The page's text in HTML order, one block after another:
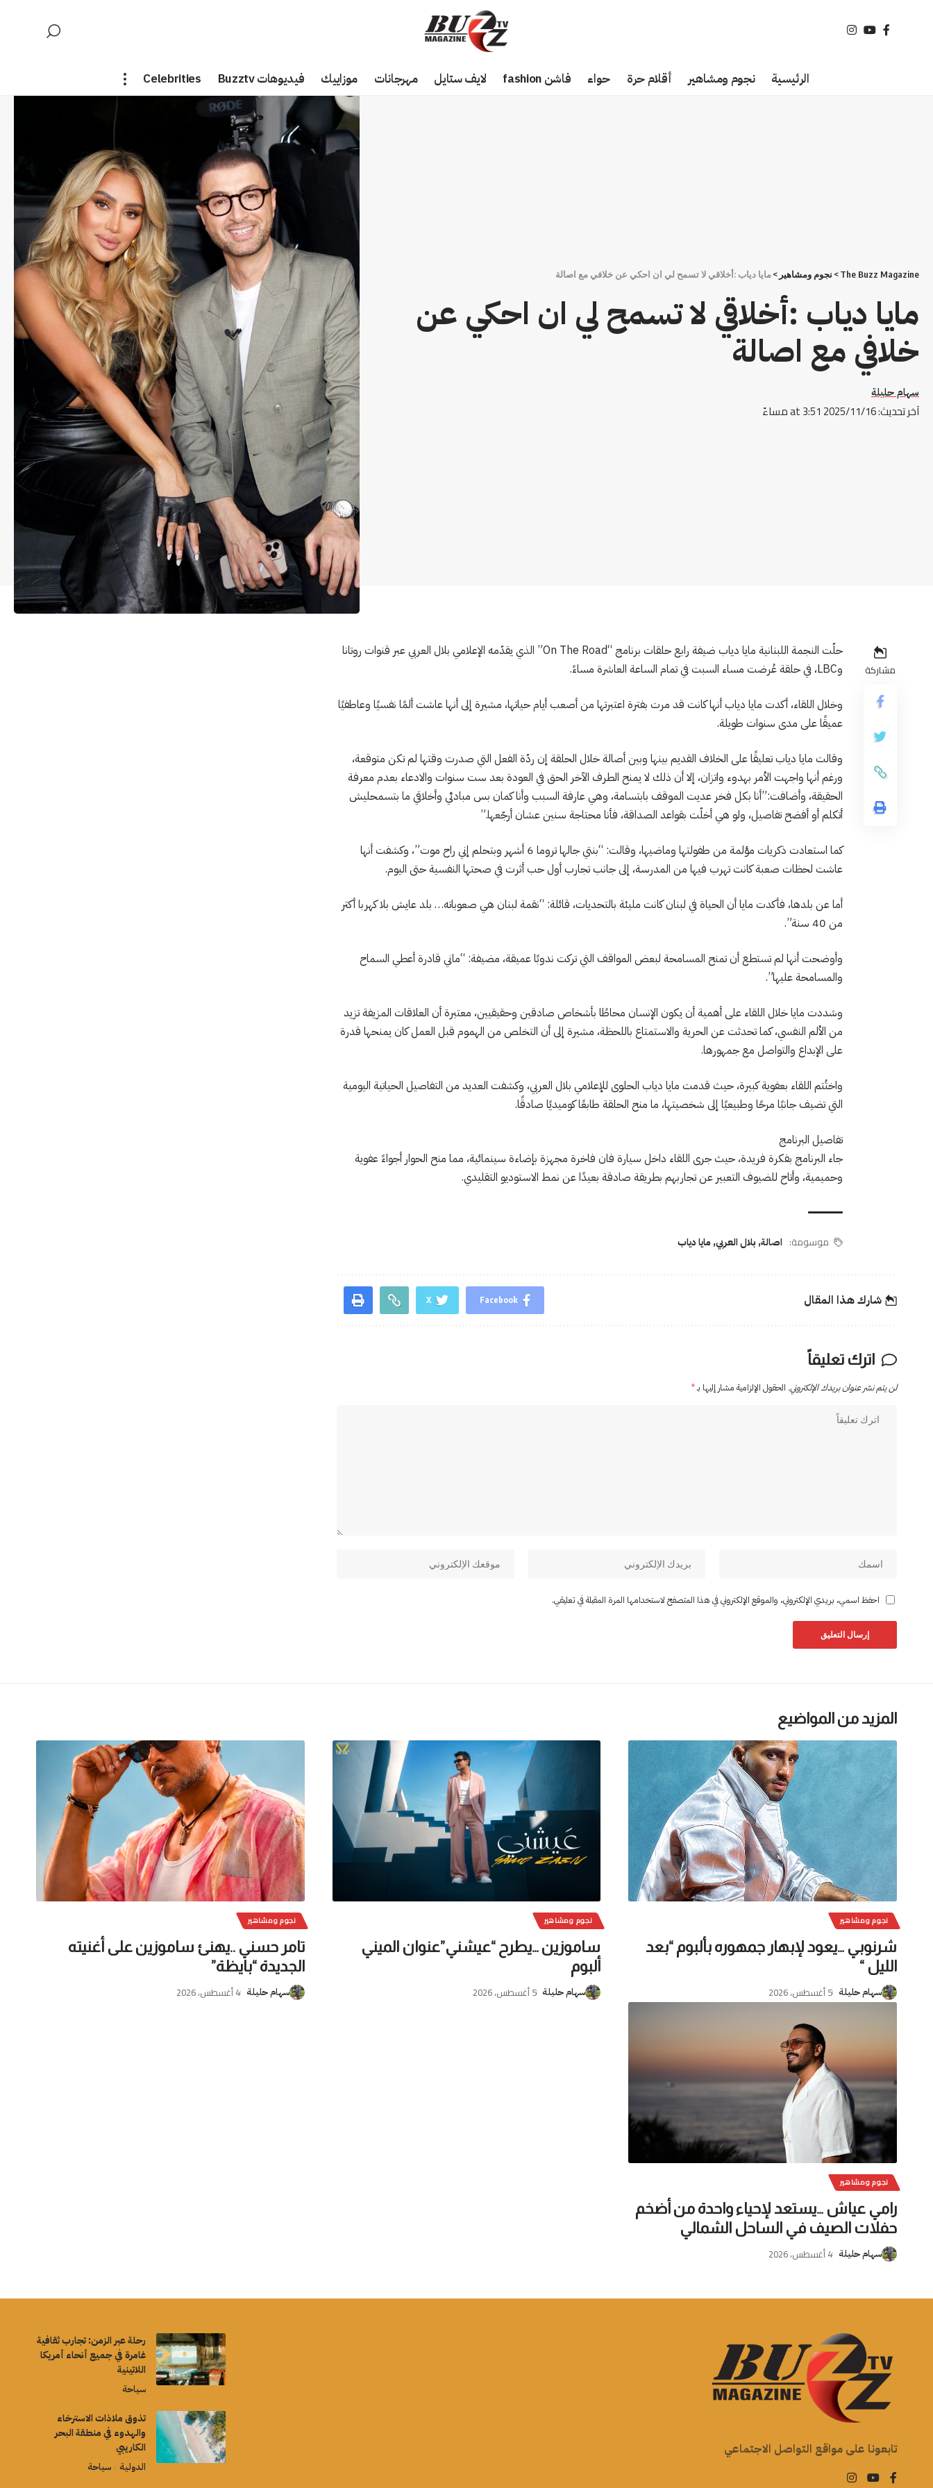
الرئيسية نجوم ومشاهير أقلام حرة حواء فاشن fashion لايف ستايل مهرجانات موزاييك فيديوهات Buzztv Celebrities
The Buzz Magazine
> نجوم ومشاهير >مايا دياب :أخلاقي لا تسمح لي ان احكي عن خلافي مع اصالة
مايا دياب :أخلاقي لا تسمح لي ان احكي عن
خلافي مع اصالة
آخر تحديث: 2025/11/16 at 3:51 مساءً
سهام حليلة
مشاركة
حلّت النجمة اللبنانية مايا دياب ضيفة رابع حلقات برنامج “On The Road” الذي يقدّمه الإعلامي بلال العربي عبر قنوات روتانا
وLBC، في حلقة عُرضت مساء السبت في تمام الساعة العاشرة مساءً.
وخلال اللقاء، أكدت مايا دياب أنها كانت قد مرت بفترة اعتبرتها من أصعب أيام حياتها، مشيرة إلى أنها عاشت ألمًا نفسيًا وعاطفيًا
عميقًا على مدى سنوات طويلة.
وقالت مايا دياب تعليقًا على الخلاف القديم بينها وبين أصالة خلال الحلقة إن ردّة الفعل التي صدرت وقتها لم تكن متوقعة،
ورغم أنها واجهت الأمر بهدوء واتزان، إلا أن ذلك لا يمنح الطرف الآخر الحق في العودة بعد ست سنوات والادعاء بعدم معرفة
الحقيقة، وأضافت:”أنا بكل فخر عديت الموقف بابتسامة، وهي عارفة السبب وأنا كمان بس مبادئي وأخلاقي ما بتسمحليش
أتكلم أو أفضح تفاصيل، ولو هي أخلّت بقواعد الصداقة، فأنا محتاجة سنين عشان أرجّعها.”
كما استعادت ذكريات مؤلمة من طفولتها وماضيها، وقالت: “بنتي جالها تروما 6 أشهر وبتحلم إني راح موت”، وكشفت أنها
عاشت لحظات صعبة كانت تهرب فيها من المدرسة، إلى جانب تجارب أول حب أثرت في صحتها النفسية حتى اليوم.
أما عن بلدها، فأكدت مايا أن الحياة في لبنان كانت مليئة بالتحديات، قائلة: “نقمة لبنان هي صعوباته… بلد عايش بلا كهربا أكتر
من 40 سنة”.
وأوضحت أنها لم تستطع أن تمنح المسامحة لبعض المواقف التي تركت ندوبًا عميقة، مضيفة: “ماني قادرة أعطي السماح
والمسامحة عليها”.
وشددت مايا خلال اللقاء على أهمية أن يكون الإنسان محاطًا بأشخاص صادقين وحقيقيين، معتبرة أن العلاقات المزيفة تزيد
من الألم النفسي، كما تحدثت عن الحرية والاستمتاع باللحظة، مشيرة إلى أن التخلص من الهموم قبل العمل كان يمنحها قدرة
على الإبداع والتواصل مع جمهورها.
واختُتم اللقاء بعفوية كبيرة، حيث قدمت مايا دياب الحلوى للإعلامي بلال العربي، وكشفت العديد من التفاصيل الحياتية اليومية
التي تضيف جانبًا مرحًا وطبيعيًا إلى شخصيتها، ما منح الحلقة طابعًا كوميديًا صادقًا.
تفاصيل البرنامج
جاء البرنامج بفكرة فريدة، حيث جرى اللقاء داخل سيارة فان فاخرة مجهزة بإضاءة سينمائية، مما منح الحوار أجواءً عفوية
وحميمية، وأتاح للضيوف التعبير عن تجاربهم بطريقة صادقة بعيدًا عن نمط الاستوديو التقليدي.
موسومة: اصالة,بلال العربي,مايا دياب
شارك هذا المقال Facebook
X
اترك تعليقاً
لن يتم نشر عنوان بريدك الإلكتروني. الحقول الإلزامية مشار إليها بـ*
احفظ اسمي، بريدي الإلكتروني، والموقع الإلكتروني في هذا المتصفح لاستخدامها المرة المقبلة في تعليقي.
المزيد من المواضيع
نجوم ومشاهير
شرنوبي …يعود لإبهار جمهوره بألبوم “بعد
الليل “
سهام حليلة 5 أغسطس، 2026
نجوم ومشاهير
ساموزين …يطرح “عيشني”عنوان الميني
ألبوم
سهام حليلة 5 أغسطس، 2026
نجوم ومشاهير
تامر حسني ..يهنئ ساموزين على أغنيته
الجديدة “بايظة”
سهام حليلة 4 أغسطس، 2026
نجوم ومشاهير
رامي عياش …يستعد لإحياء واحدة من أضخم
حفلات الصيف في الساحل الشمالي
سهام حليلة 4 أغسطس، 2026
تابعونا على مواقع التواصل الاجتماعي
رحلة عبر الزمن: تجارب ثقافية
غامرة في جميع أنحاء أمريكا
اللاتينية
سياحة
تذوق ملاذات الاسترخاء
والهدوء في منطقة البحر
الكاريبي
الدولية سياحة